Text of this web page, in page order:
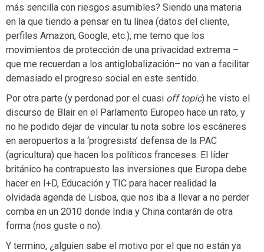
más sencilla con riesgos asumibles? Siendo una materia
en la que tiendo a pensar en tu línea (datos del cliente,
perfiles Amazon, Google, etc.), me temo que los
movimientos de protección de una privacidad extrema –
que me recuerdan a los antiglobalización– no van a facilitar
demasiado el progreso social en este sentido.
Por otra parte (y perdonad por el cuasi off topic) he visto el
discurso de Blair en el Parlamento Europeo hace un rato, y
no he podido dejar de vincular tu nota sobre los escáneres
en aeropuertos a la ‘progresista’ defensa de la PAC
(agricultura) que hacen los políticos franceses. El líder
británico ha contrapuesto las inversiones que Europa debe
hacer en I+D, Educación y TIC para hacer realidad la
olvidada agenda de Lisboa, que nos iba a llevar a no perder
comba en un 2010 donde India y China contarán de otra
forma (nos guste o no).
Y termino, ¿alguien sabe el motivo por el que no están ya